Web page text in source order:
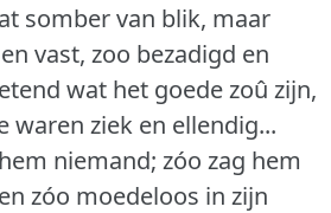
somber van blik, maar
vast, zoo bezadigd en
wat het goede zoû zijn,
waren ziek en ellendig...
niemand; zóo zag hem
zóo moedeloos in zijn